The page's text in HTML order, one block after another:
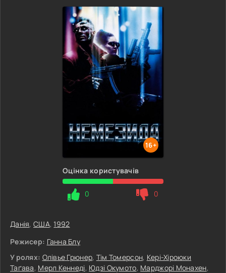
16+
Оцінка користувачів
0 0
Данія, США,1992
Режисер: Ганна Блу
У ролях: Олівье Грюнер, Тім Томерсон, Кері-Хіроюки
Таґава, Мерл Кеннеді, Юдзі Окумото, Марджорі Монахен,